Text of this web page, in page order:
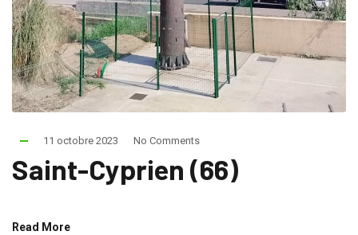
11 octobre 2023 No Comments
Saint-Cyprien (66)
Read More